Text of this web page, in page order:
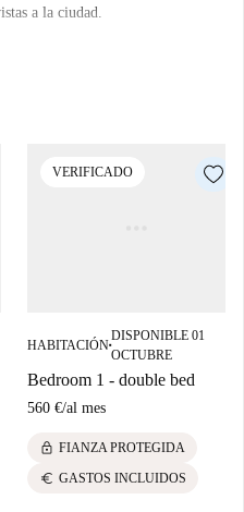
a la ciudad.
VERIFICADO
HABITACIÓN■
DISPONIBLE 01
OCTUBRE
Bedroom 1 - double bed
560 €/al mes
lock FIANZA PROTEGIDA
euro GASTOS INCLUIDOS